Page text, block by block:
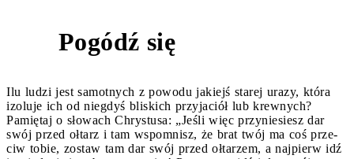
Pogódź się
Ilu ludzi jest samotnych z powodu jakiejś starej urazy, któ­ra
izoluje ich od niegdyś bliskich przyjaciół lub krewnych?
Pamiętaj o słowach Chrystusa: „Jeśli więc przyniesiesz dar
swój przed ołtarz i tam wspomnisz, że brat twój ma coś prze­
ciw tobie, zostaw tam dar swój przed ołtarzem, a najpierw idź